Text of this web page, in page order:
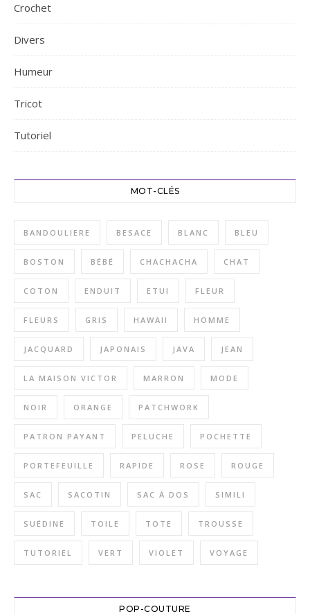
Crochet
Divers
Humeur
Tricot
Tutoriel
MOT-CLÉS
BANDOULIERE BESACE BLANC BLEU
BOSTON BÉBÉ CHACHACHA CHAT
COTON ENDUIT ETUI FLEUR
FLEURS GRIS HAWAII HOMME
JACQUARD JAPONAIS JAVA JEAN
LA MAISON VICTOR MARRON MODE
NOIR ORANGE PATCHWORK
PATRON PAYANT PELUCHE POCHETTE
PORTEFEUILLE RAPIDE ROSE ROUGE
SAC SACOTIN SAC À DOS SIMILI
SUÉDINE TOILE TOTE TROUSSE
TUTORIEL VERT VIOLET VOYAGE
POP-COUTURE